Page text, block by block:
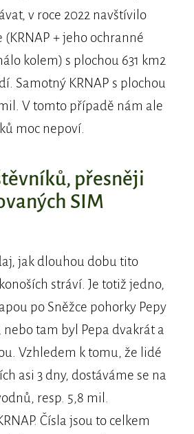
v roce 2022 navštívilo
(KRNAP + jeho ochranné
kolem) s plochou 631 km2
Samotný KRNAP s plochou
V tomto případě nám ale
moc nepoví.
přesněji
SIM
jak dlouhou dobu tito
stráví. Je totiž jedno,
po Sněžce pohorky Pepy
nebo tam byl Pepa dvakrát a
Vzhledem k tomu, že lidé
asi 3 dny, dostáváme se na
resp. 5,8 mil.
Čísla jsou to celkem